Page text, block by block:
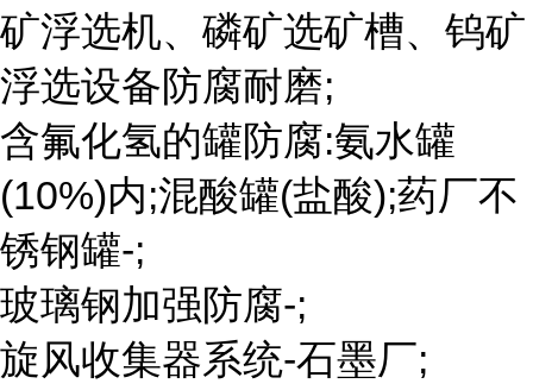
矿浮选机、磷矿选矿槽、钨矿
浮选设备防腐耐磨;
含氟化氢的罐防腐:氨水罐
(10%)内;混酸罐(盐酸);药厂不
锈钢罐-;
玻璃钢加强防腐-;
旋风收集器系统-石墨厂;